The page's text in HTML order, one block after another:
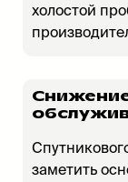
холостой
заметить